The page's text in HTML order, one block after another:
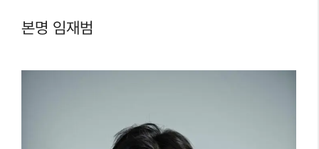
본명 임재범